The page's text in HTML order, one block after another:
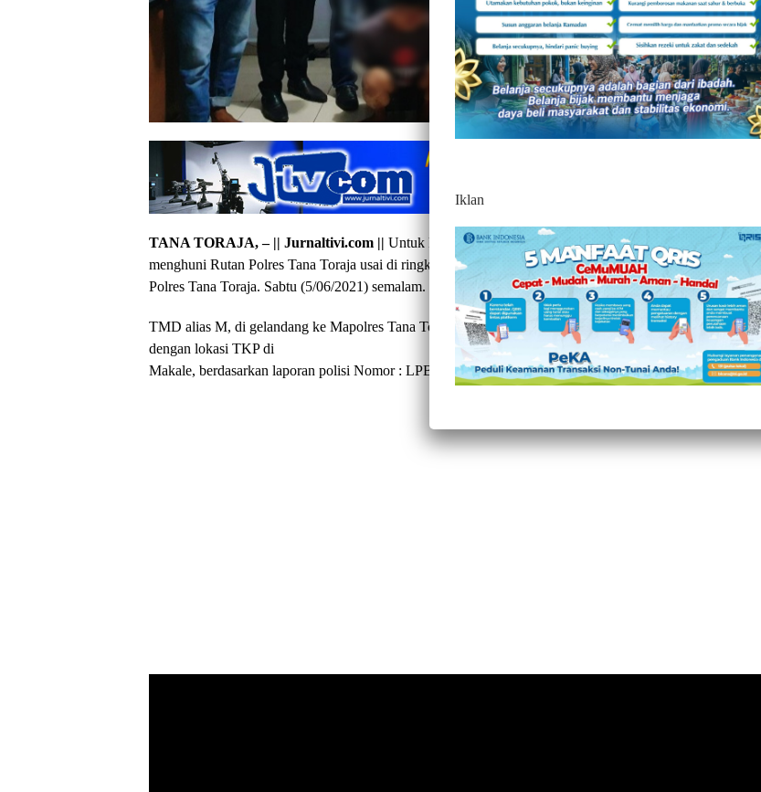
TANA TORAJA, – || Jurnaltivi.com || Untuk ketiga kalinya, pria berinisial TMD, 33 tahun, kembali
menghuni Rutan Polres Tana Toraja usai di ringkus oleh Tim Batitong Maro Unit Resmob Sat Reskrim
Polres Tana Toraja. Sabtu (5/06/2021) semalam.
TMD alias M, di gelandang ke Mapolres Tana Toraja lantaran kembali melakukan perbuatan jambret ,
dengan lokasi TKP di
Makale, berdasarkan laporan polisi Nomor : LPB / 91 / VI / 2021, tanggal 01 Juni 2021.
Iklan